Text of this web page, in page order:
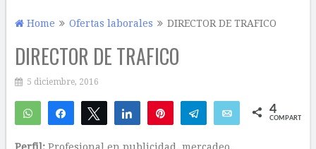
Home Ofertas laborales DIRECTOR DE TRAFICO
DIRECTOR DE TRAFICO
5 diciembre, 2016
WhatsAppCompartirTwittear Compartir Telegram Email 4
COMPARTIR